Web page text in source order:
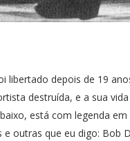
libertado depois de 19
destruída, e a sua
está com legenda em
e outras que eu digo: Bob